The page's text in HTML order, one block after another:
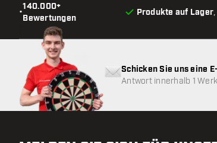
•
140.000+
Bewertungen
Produkte auf Lager
Schicken Sie uns eine
Antwort innerhalb 1